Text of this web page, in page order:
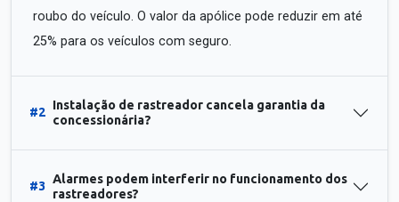
roubo do veículo. O valor da apólice pode reduzir em até
25% para os veículos com seguro.
#2
Instalação de rastreador cancela garantia da
concessionária?
#3
Alarmes podem interferir no funcionamento dos
rastreadores?